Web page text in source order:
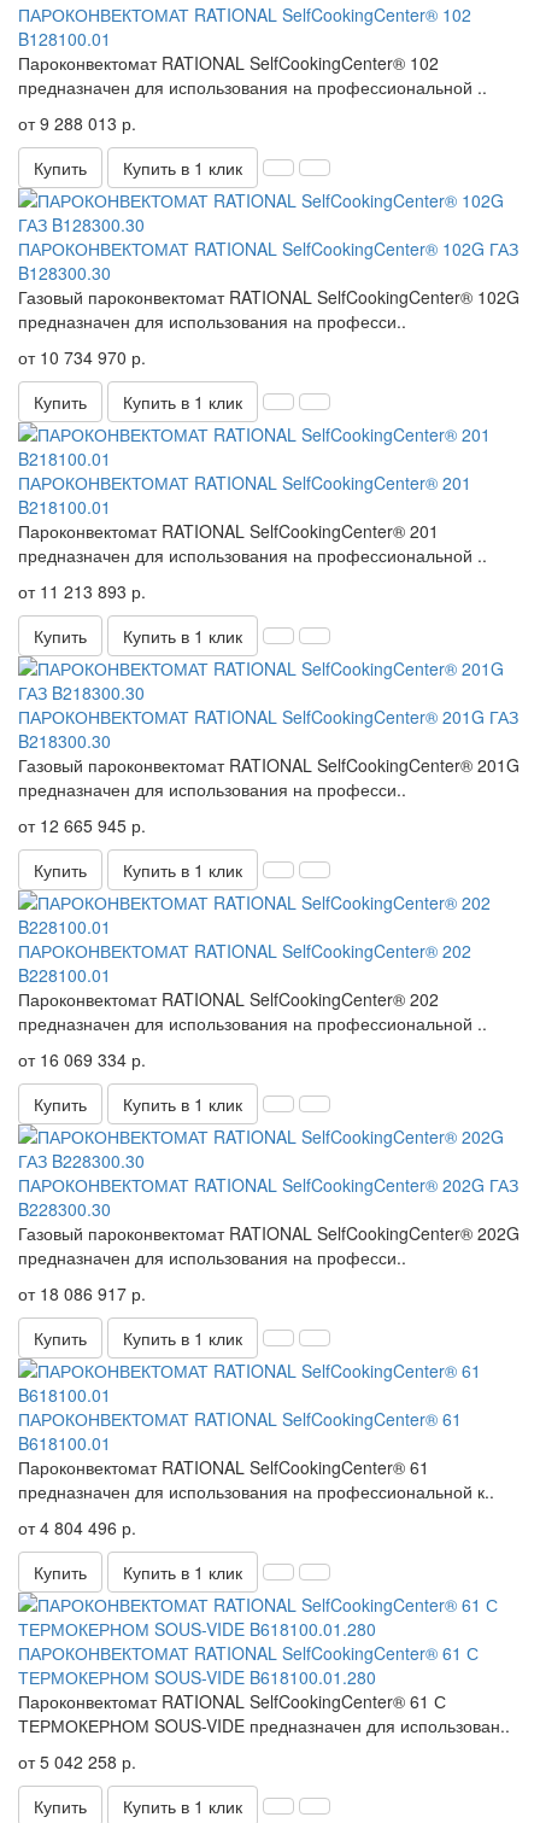
ПАРОКОНВЕКТОМАТ RATIONAL SelfCookingCenter® 102
B128100.01
Пароконвектомат RATIONAL SelfCookingCenter® 102 ​
предназначен для использования на профессиональной ..
от 9 288 013 р.
Купить
Купить в 1 клик
ПАРОКОНВЕКТОМАТ RATIONAL SelfCookingCenter® 102G ГАЗ
B128300.30
Газовый пароконвектомат RATIONAL SelfCookingCenter® 102G
​предназначен для использования на професси..
от 10 734 970 р.
Купить
Купить в 1 клик
ПАРОКОНВЕКТОМАТ RATIONAL SelfCookingCenter® 201
B218100.01
Пароконвектомат RATIONAL SelfCookingCenter® 201 ​
предназначен для использования на профессиональной ..
от 11 213 893 р.
Купить
Купить в 1 клик
ПАРОКОНВЕКТОМАТ RATIONAL SelfCookingCenter® 201G ГАЗ
B218300.30
Газовый пароконвектомат RATIONAL SelfCookingCenter® 201G
​предназначен для использования на професси..
от 12 665 945 р.
Купить
Купить в 1 клик
ПАРОКОНВЕКТОМАТ RATIONAL SelfCookingCenter® 202
B228100.01
Пароконвектомат RATIONAL SelfCookingCenter® 202 ​
предназначен для использования на профессиональной ..
от 16 069 334 р.
Купить
Купить в 1 клик
ПАРОКОНВЕКТОМАТ RATIONAL SelfCookingCenter® 202G ГАЗ
B228300.30
Газовый пароконвектомат RATIONAL SelfCookingCenter® 202G
​предназначен для использования на професси..
от 18 086 917 р.
Купить
Купить в 1 клик
ПАРОКОНВЕКТОМАТ RATIONAL SelfCookingCenter® 61
B618100.01
Пароконвектомат RATIONAL SelfCookingCenter® 61 ​
предназначен для использования на профессиональной к..
от 4 804 496 р.
Купить
Купить в 1 клик
ПАРОКОНВЕКТОМАТ RATIONAL SelfCookingCenter® 61 С
ТЕРМОКЕРНОМ SOUS-VIDE B618100.01.280
Пароконвектомат RATIONAL SelfCookingCenter® 61 С
ТЕРМОКЕРНОМ SOUS-VIDE ​предназначен для использован..
от 5 042 258 р.
Купить
Купить в 1 клик